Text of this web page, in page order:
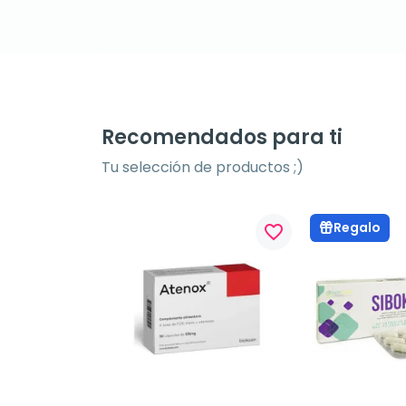
Recomendados para ti
Tu selección de productos ;)
favorite_border Regalo